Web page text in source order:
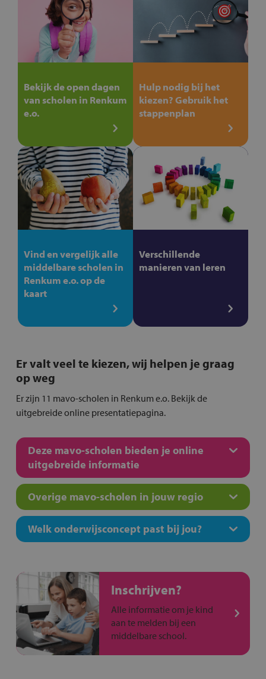
Bekijk de open dagen
van scholen in Renkum
e.o.
Hulp nodig bij het
kiezen? Gebruik het
stappenplan
Vind en vergelijk alle
middelbare scholen in
Renkum e.o. op de
kaart
Verschillende
manieren van leren
Er valt veel te kiezen, wij helpen je graag
op weg
Er zijn 11 mavo-scholen in Renkum e.o. Bekijk de
uitgebreide online presentatiepagina.
Deze mavo-scholen bieden je online
uitgebreide informatie
Overige mavo-scholen in jouw regio
Welk onderwijsconcept past bij jou?
Inschrijven?
Alle informatie om je kind
aan te melden bij een
middelbare school.